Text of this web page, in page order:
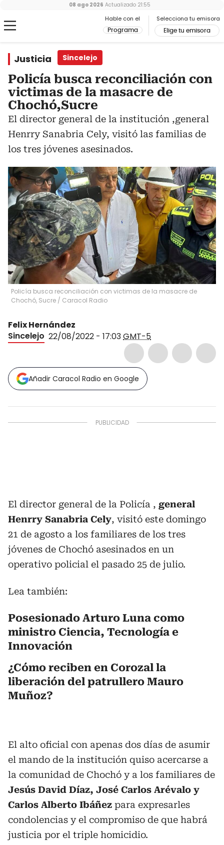
Hable con el
Programa
Selecciona tu emisora
Elige tu emisora
08 ago 2026 Actualizado 21:55
Justicia Sincelejo
Policía busca reconciliación con
victimas de la masacre de
Chochó,Sucre
El director general de la institución ,general
Henrry Sanabria Cely, visitó las familias de
los tres jóvenes asesinados.
Policía busca reconciliación con victimas de la masacre de
Chochó, Sucre / Caracol Radio
Felix Hernández
Sincelejo 22/08/2022 - 17:03GMT-5
Añadir Caracol Radio en Google
El director general de la Policía , general
Henrry Sanabria Cely, visitó este domingo
21 de agosto a los familiares de los tres
jóvenes de Chochó asesinados en un
operativo policial el pasado 25 de julio.
Lea también:
Posesionado Arturo Luna como
ministro Ciencia, Tecnología e
Innovación
¿Cómo reciben en Corozal la
liberación del patrullero Mauro
Muñoz?
El alto oficial con apenas dos días de asumir
el mando de la institución quiso acercarse a
la comunidad de Chochó y a los familiares de
Jesús David Díaz, José Carlos Arévalo y
Carlos Alberto Ibáñez para expresarles
condolencias y el compromiso de que habrá
justicia por el triple homicidio.